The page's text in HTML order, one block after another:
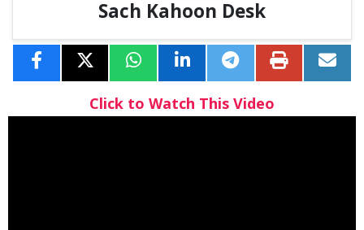
Sach Kahoon Desk
Click to Watch This Video